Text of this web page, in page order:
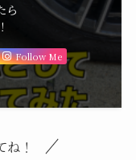
ら
Follow Me
！